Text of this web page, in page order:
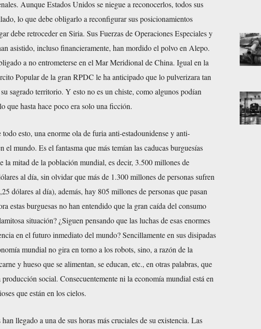
Aunque Estados Unidos se niegue a reconocerlos, todos sus
lo que debe obligarlo a reconfigurar sus posicionamientos
debe retroceder en Siria. Sus Fuerzas de Operaciones Especiales y
asistido, incluso financieramente, han mordido el polvo en Alepo.
a no entrometerse en el Mar Meridional de China. Igual en la
Popular de la gran RPDC le ha anticipado que lo pulverizara tan
sagrado territorio. Y esto no es un chiste, como algunos podían
que hasta hace poco era solo una ficción.
esto, una enorme ola de furia anti-estadounidense y anti-
el mundo. Es el fantasma que más temían las caducas burguesías
la mitad de la población mundial, es decir, 3.500 millones de
al día, sin olvidar que más de 1.300 millones de personas sufren
dólares al día), además, hay 805 millones de personas que pasan
estas burguesas no han entendido que la gran caída del consumo
situación? ¿Siguen pensando que las luchas de esas enormes
en el futuro inmediato del mundo? Sencillamente en sus disipadas
mundial no gira en torno a los robots, sino, a razón de la
y hueso que se alimentan, se educan, etc., en otras palabras, que
social. Consecuentemente ni la economía mundial está en
que están en los cielos.
llegado a una de sus horas más cruciales de su existencia. Las